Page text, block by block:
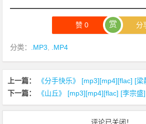
赞0 赏 分
分类： .MP3 .MP4
上一篇：
《分手快乐》 [mp3][mp4][flac] [
下一篇：
《山丘》 [mp3][mp4][flac] [李宗盛
评论已关闭！